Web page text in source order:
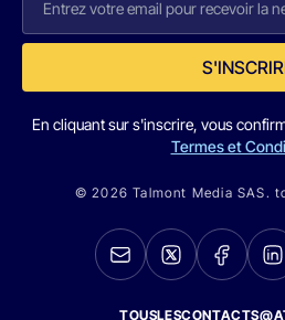
En cliquant sur s'inscrire, vous
Termes et
© 2026 Talmont Media SAS.